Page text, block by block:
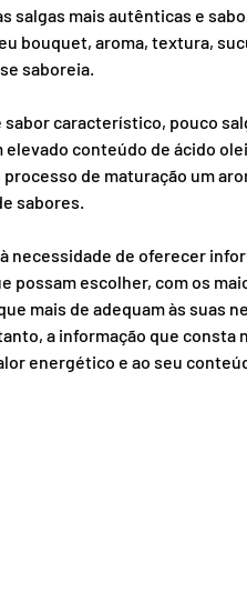
salgas mais autênticas e
bouquet, aroma, textura,
saboreia.
característico, pouco
conteúdo de ácido
de maturação um
sabores.
necessidade de oferecer
possam escolher, com os
mais de adequam às suas
a informação que consta
energético e ao seu